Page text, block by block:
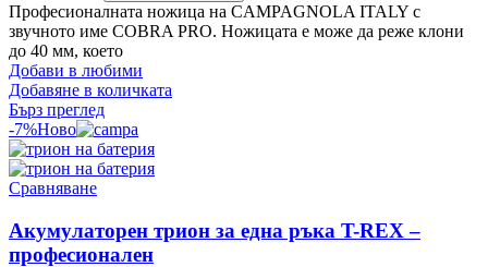
Професионалната ножица на CAMPAGNOLA ITALY с
звучното име COBRA PRO. Ножицата е може да реже клони
до 40 мм, което
Добави в любими
Добавяне в количката
Бърз преглед
-7%Ново
Сравняване
Акумулаторен трион за една ръка T-REX –
професионален